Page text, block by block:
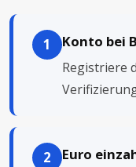
1 Konto bei
Registriere
2 Euro